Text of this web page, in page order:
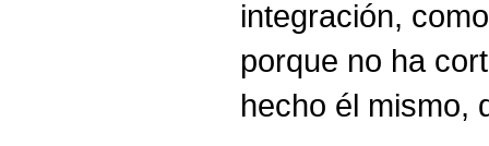
integración,
porque no ha
hecho él mismo,